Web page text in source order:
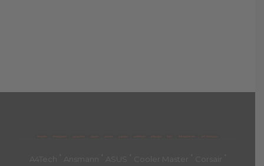
მთავარი კალათა
A4Tech ' Ansmann ' ASUS ' Cooler Master ' Corsair '